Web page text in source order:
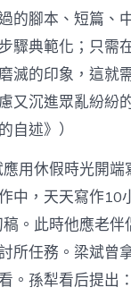
的腳本、短篇、
驟典範化；只需
滅的印象，這就
又沉進眾亂紛紛
自述》）
用休假時光開端
中，天天寫作10
。此時他應老伴
所任務。梁斌曾
。孫犁看后提出